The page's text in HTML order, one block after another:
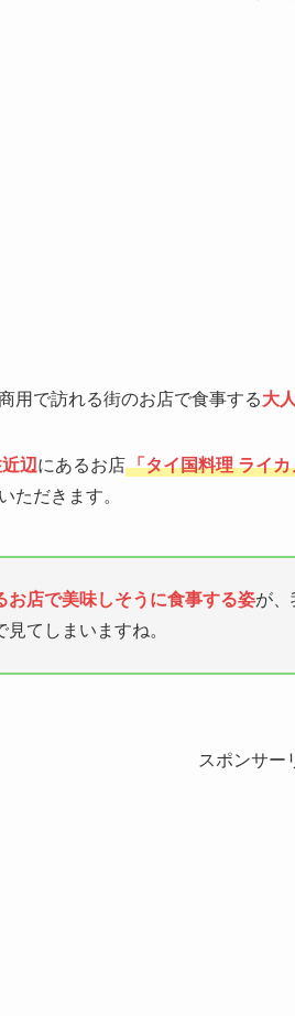
用で訪れる街のお店で食事する大
辺にあるお店「タイ国料理 ライカ
ただきます。
お店で美味しそうに食事する姿が、
てしまいますね。
スポンサー